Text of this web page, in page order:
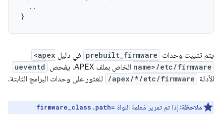
  ..
يتم تثبيت وحدات prebuilt_firmware في دليل <apex
name>/etc/firmware الخاص بملف APEX. يفحص ueventd
الأدلة /apex/*/etc/firmware للعثور على وحدات البرامج الثابتة.
ملاحظة: إذا تم تمرير مَعلمة النواة firmware_class.path=